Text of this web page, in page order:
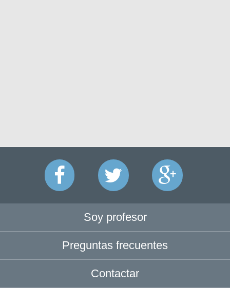
Soy profesor
Preguntas frecuentes
Contactar